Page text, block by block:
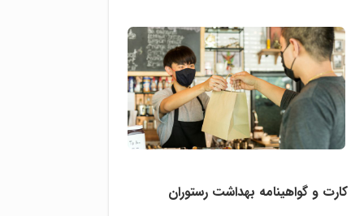
کارت و گواهینامه بهداشت رستوران